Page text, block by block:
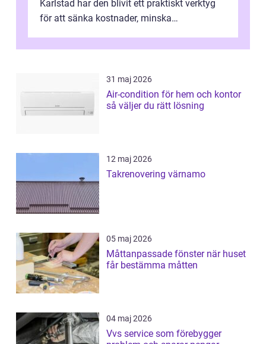
Karlstad har den blivit ett praktiskt verktyg
för att sänka kostnader, minska
31 maj 2026
Air-condition för hem och kontor
så väljer du rätt lösning
12 maj 2026
Takrenovering värnamo
05 maj 2026
Måttanpassade fönster när huset
får bestämma måtten
04 maj 2026
Vvs service som förebygger